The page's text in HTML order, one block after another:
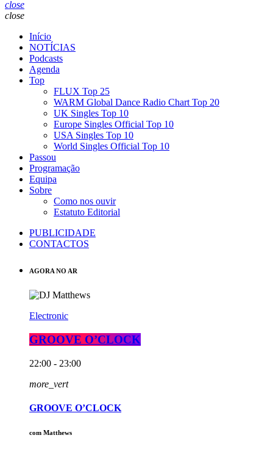
close
close
Início
NOTÍCIAS
Podcasts
Agenda
Top
FLUX Top 25
WARM Global Dance Radio Chart Top 20
UK Singles Top 10
Europe Singles Official Top 10
USA Singles Top 10
World Singles Official Top 10
Passou
Programação
Equipa
Sobre
Como nos ouvir
Estatuto Editorial
PUBLICIDADE
CONTACTOS
AGORA NO AR
Electronic
GROOVE O’CLOCK
22:00 - 23:00
more_vert
GROOVE O’CLOCK
com Matthews